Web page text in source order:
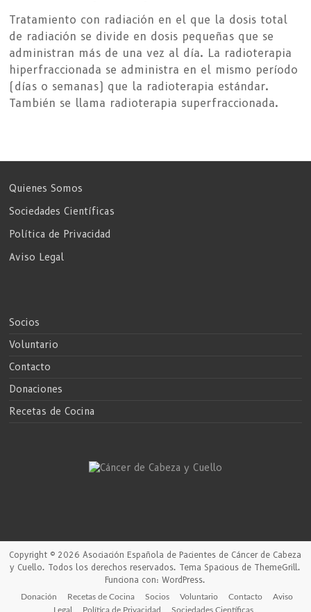
Tratamiento con radiación en el que la dosis total
de radiación se divide en dosis pequeñas que se
administran más de una vez al día. La radioterapia
hiperfraccionada se administra en el mismo período
(días o semanas) que la radioterapia estándar.
También se llama radioterapia superfraccionada.
Quienes Somos
Sociedades Científicas
Política de Privacidad
Aviso Legal
Socios
Voluntario
Contacto
Donaciones
Recetas de Cocina
Copyright © 2026Asociación Española de Pacientes de Cáncer de Cabeza
y Cuello. Todos los derechos reservados. Tema Spacious de ThemeGrill.
Funciona con:WordPress.
Donación Recetas de Cocina Socios Voluntario Contacto
Aviso
Legal
Política de Privacidad Sociedades Científicas